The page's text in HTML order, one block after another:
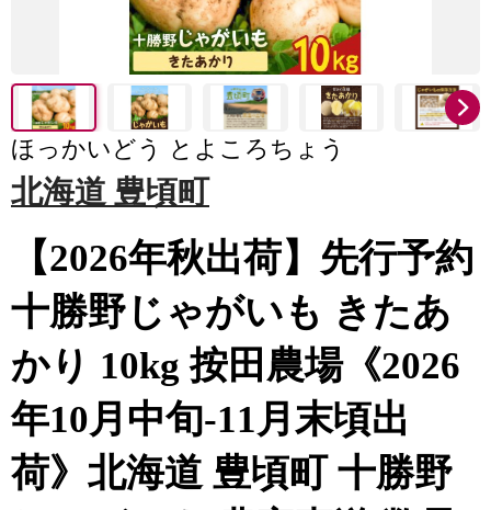
ほっかいどう とよころちょう
北海道 豊頃町
【2026年秋出荷】先行予約
十勝野じゃがいも きたあ
かり 10kg 按田農場《2026
年10月中旬-11月末頃出
荷》北海道 豊頃町 十勝野